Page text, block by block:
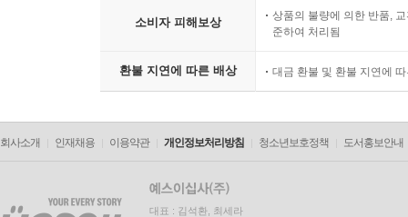
필요한 만큼 개입하였다. 파격구문이나 생략된
을 조심히 제거하면서 때때로 불명료한 구문론
특히 ‘이제, 그러니까, 물론’ 같은 불변화사들은
르노가 서술된 텍스트에 대해 고려하는 규칙들은
트만을 산출해 내려는 노력은 이뤄지지 않았으며,
--- p.481-482
소비자 피해보상
상품의 불량에 의한 반품,
준하여 처리됨
환불 지연에 따른 배상 대금 환불 및 환불 지연에
회사소개 인재채용 이용약관 개인정보처리방침 청소년보호정책 도서홍보안내
대표 : 김석환, 최세라